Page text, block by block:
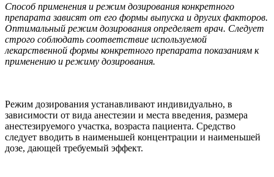
Способ применения и режим дозирования конкретного
препарата зависят от его формы выпуска и других факторов.
Оптимальный режим дозирования определяет врач. Следует
строго соблюдать соответствие используемой
лекарственной формы конкретного препарата показаниям к
применению и режиму дозирования.
Режим дозирования устанавливают индивидуально, в
зависимости от вида анестезии и места введения, размера
анестезируемого участка, возраста пациента. Средство
следует вводить в наименьшей концентрации и наименьшей
дозе, дающей требуемый эффект.